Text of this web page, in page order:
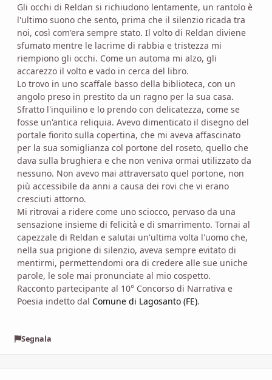
Gli occhi di Reldan si richiudono lentamente, un rantolo è
l'ultimo suono che sento, prima che il silenzio ricada tra
noi, così com'era sempre stato. Il volto di Reldan diviene
sfumato mentre le lacrime di rabbia e tristezza mi
riempiono gli occhi. Come un automa mi alzo, gli
accarezzo il volto e vado in cerca del libro.
Lo trovo in uno scaffale basso della biblioteca, con un
angolo preso in prestito da un ragno per la sua casa.
Sfratto l'inquilino e lo prendo con delicatezza, come se
fosse un'antica reliquia. Avevo dimenticato il disegno del
portale fiorito sulla copertina, che mi aveva affascinato
per la sua somiglianza col portone del roseto, quello che
dava sulla brughiera e che non veniva ormai utilizzato da
nessuno. Non avevo mai attraversato quel portone, non
più accessibile da anni a causa dei rovi che vi erano
cresciuti attorno.
Mi ritrovai a ridere come uno sciocco, pervaso da una
sensazione insieme di felicità e di smarrimento. Tornai al
capezzale di Reldan e salutai un'ultima volta l'uomo che,
nella sua prigione di silenzio, aveva sempre evitato di
mentirmi, permettendomi ora di credere alle sue uniche
parole, le sole mai pronunciate al mio cospetto.
Racconto partecipante al 10° Concorso di Narrativa e
Poesia indetto dal Comune di Lagosanto (FE).
Segnala